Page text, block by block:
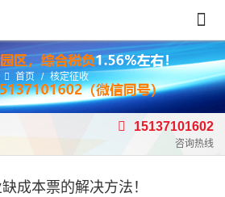
首页 / 核定征收
15137101602
咨询热线
成本票的解决方法！